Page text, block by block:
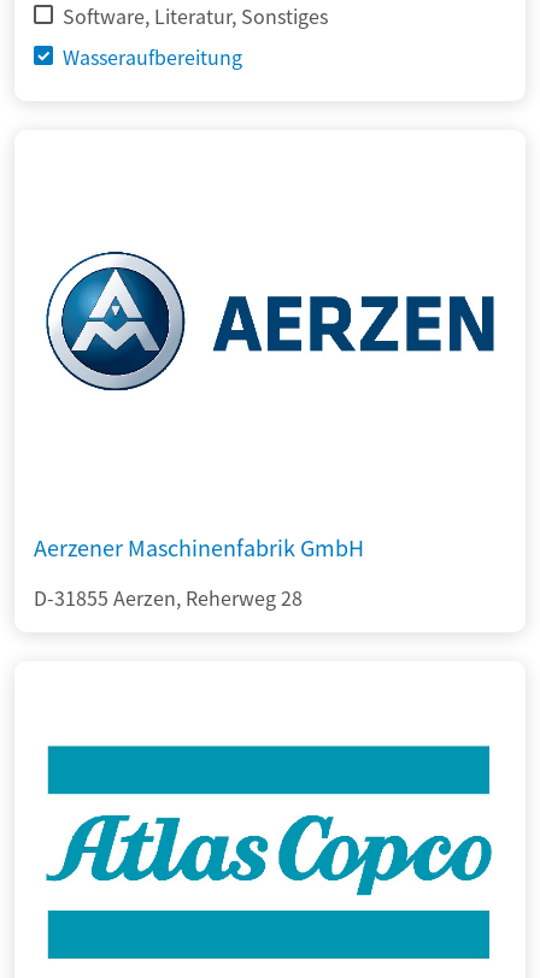
Software, Literatur, Sonstiges
Wasseraufbereitung
Aerzener Maschinenfabrik GmbH
D-31855 Aerzen, Reherweg 28